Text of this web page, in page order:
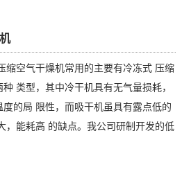
缩空气干燥机常用的主要有冷冻式 压缩
类型，其中冷干机具有无气量损耗，
的局 限性，而吸干机虽具有露点低的
，能耗高 的缺点。我公司研制开发的低